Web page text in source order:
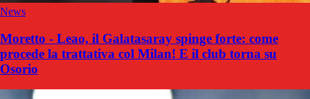
News
Moretto - Leao, il Galatasaray spinge forte: come
procede la trattativa col Milan! E il club torna su
Osorio